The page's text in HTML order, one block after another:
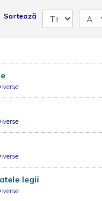
Sortează
legii